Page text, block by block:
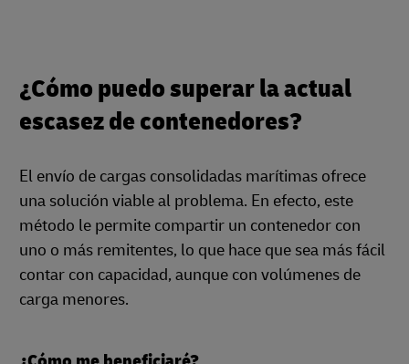
¿Cómo puedo superar la actual
escasez de contenedores?
El envío de cargas consolidadas marítimas ofrece
una solución viable al problema. En efecto, este
método le permite compartir un contenedor con
uno o más remitentes, lo que hace que sea más fácil
contar con capacidad, aunque con volúmenes de
carga menores.